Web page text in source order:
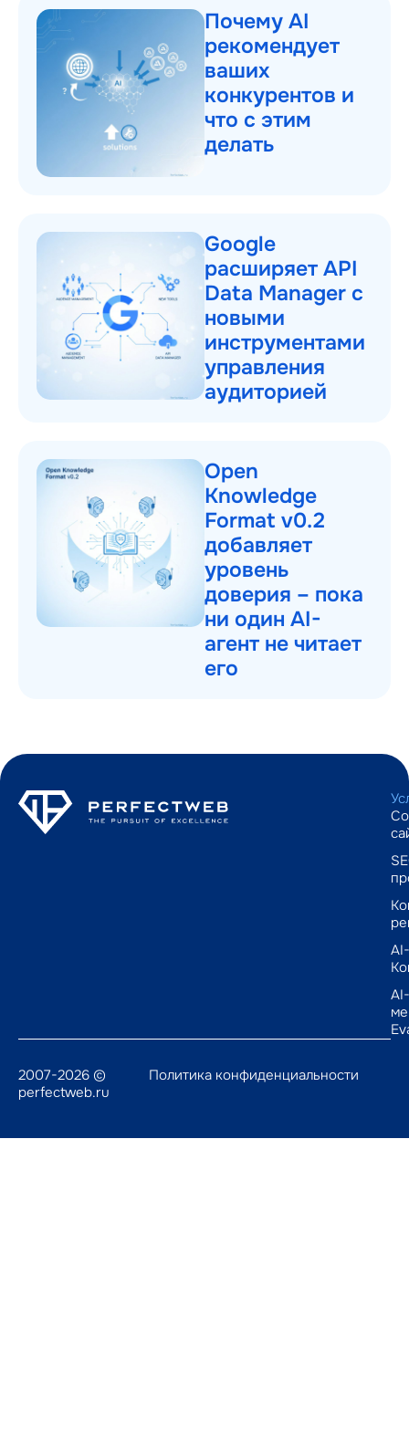
Почему AI
рекомендует
ваших
конкурентов и
что с этим
делать
Google
расширяет API
Data Manager с
новыми
инструментами
управления
аудиторией
Open
Knowledge
Format v0.2
добавляет
уровень
доверия – пока
ни один AI-
агент не читает
его
AI-
AI-
2007-2026 ©
perfectweb.ru
Политика конфиденциальности